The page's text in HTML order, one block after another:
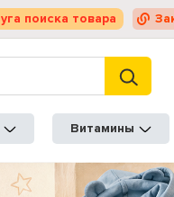
поиска товара
Витамины